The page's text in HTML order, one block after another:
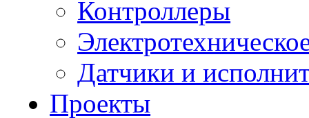
Контроллеры
Датчики и
Проекты